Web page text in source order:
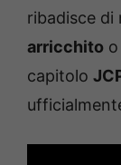
ribadisce di
arricchito o
capitolo